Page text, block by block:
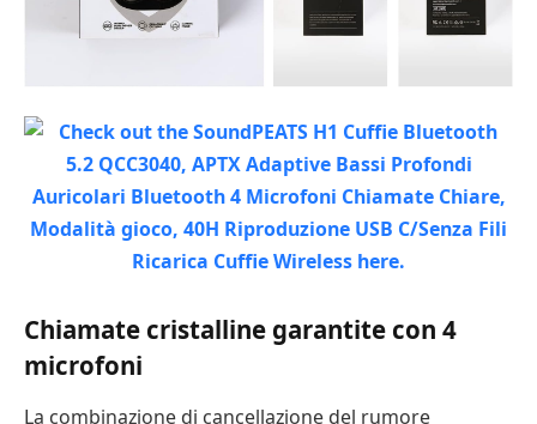
Chiamate cristalline garantite con 4
microfoni
La combinazione di cancellazione del rumore